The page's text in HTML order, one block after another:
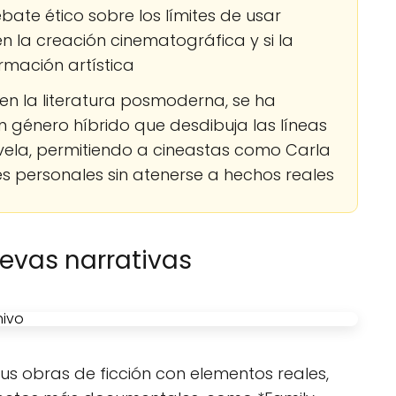
ético sobre los límites de usar
la creación cinematográfica y si la
artística
la literatura posmoderna, se ha
género híbrido que desdibuja las líneas
permitiendo a cineastas como Carla
personales sin atenerse a hechos reales
narrativas
obras de ficción con elementos reales,